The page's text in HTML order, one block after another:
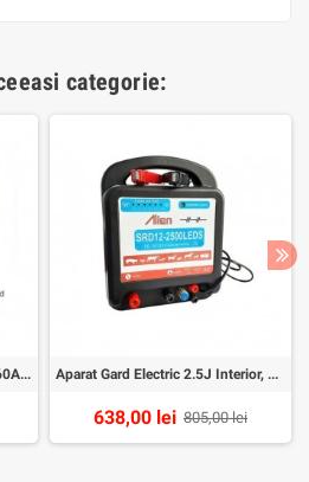
categorie:
Controler panou solar 12/24V 60A mini dual USB Aparat Gard Electric 2.5J Interior, Generator Impulsuri pentru Animale si Ferme, Zutech
638,00 lei 805,00 lei